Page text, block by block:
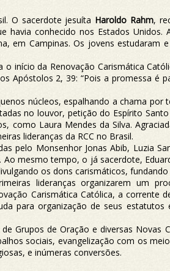
O sacerdote jesuíta Haroldo Rahm,
havia conhecido nos Estados Unidos.
em Campinas. Os jovens estudaram
o início da Renovação Carismática
Apóstolos 2, 39: “Pois a promessa é
núcleos, espalhando a chama
no louvor, petição do Espírito
como Laura Mendes da Silva.
lideranças da RCC no Brasil.
pelo Monsenhor Jonas Abib, Luzia
mesmo tempo, o já sacerdote,
os dons carismáticos,
lideranças organizarem um
Carismática Católica, a corrente
para organização de seus
Grupos de Oração e diversas Novas
sociais, evangelização com os
e inúmeras conversões.